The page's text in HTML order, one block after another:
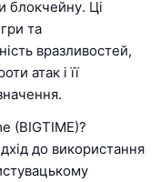
блокчейну. Ці
та
вразливостей,
атак і її
(BIGTIME)?
до використання